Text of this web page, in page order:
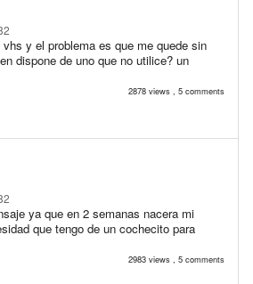
y el problema es que me quede sin
dispone de uno que no utilice? un
2878 views , 5 comments
ya que en 2 semanas nacera mi
que tengo de un cochecito para
2983 views , 5 comments